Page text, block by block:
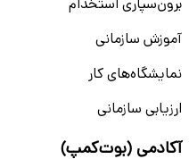
برون‌سپاری استخدام
آموزش سازمانی
نمایشگاه‌های کار
ارزیابی سازمانی
آکادمی (بوت‌کمپ)